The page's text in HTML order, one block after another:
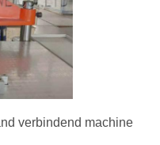
verbindend machine